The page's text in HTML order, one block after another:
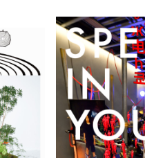
ニュース
レストラン・カフェ
TAX FREE
PARCOメンバーズ
한국어
ภาษาไทย